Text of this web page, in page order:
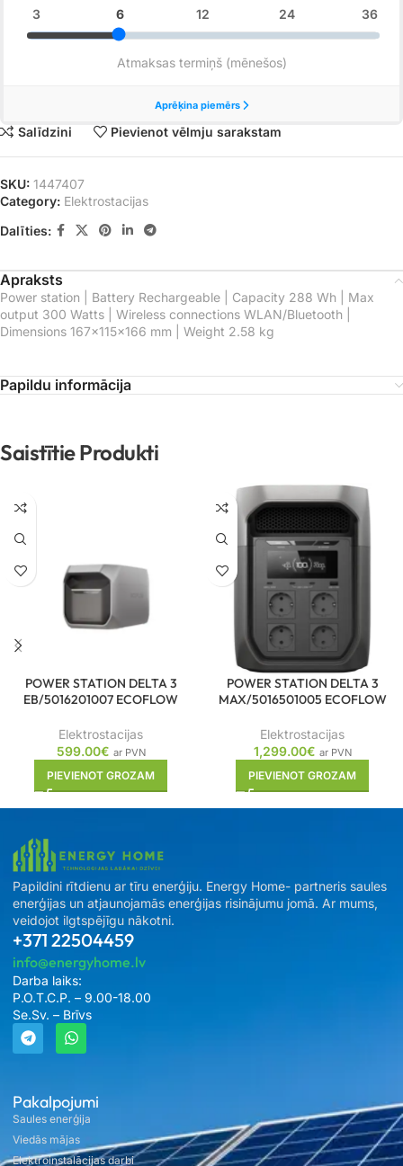
Salīdzini Pievienot vēlmju sarakstam
SKU: 1447407
Category: Elektrostacijas
Dalīties:
Apraksts
Power station | Battery Rechargeable | Capacity 288 Wh | Max
output 300 Watts | Wireless connections WLAN/Bluetooth |
Dimensions 167x115x166 mm | Weight 2.58 kg
Papildu informācija
Saistītie Produkti
POWER STATION DELTA 3
EB/5016201007 ECOFLOW
Elektrostacijas
599.00€ ar PVN
PIEVIENOT GROZAM
POWER STATION DELTA 3
MAX/5016501005 ECOFLOW
Elektrostacijas
1,299.00€ ar PVN
PIEVIENOT GROZAM
Pakalpojumi
Saules enerģija
Viedās mājas
Elektroinstalācijas darbi
Papildini rītdienu ar tīru enerģiju. Energy Home- partneris saules
enerģijas un atjaunojamās enerģijas risinājumu jomā. Ar mums,
veidojot ilgtspējīgu nākotni.
+371 22504459
info@energyhome.lv
Darba laiks:
P.O.T.C.P. – 9.00-18.00
Se.Sv. – Brīvs